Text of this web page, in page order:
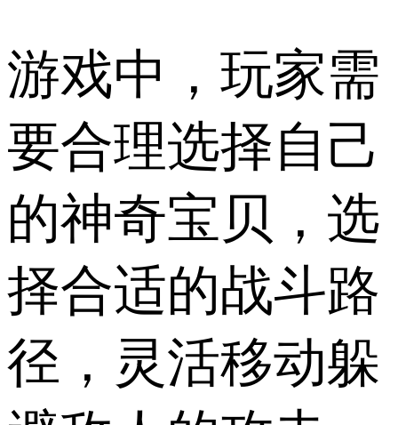
游戏中，玩家需
要合理选择自己
的神奇宝贝，选
择合适的战斗路
径，灵活移动躲